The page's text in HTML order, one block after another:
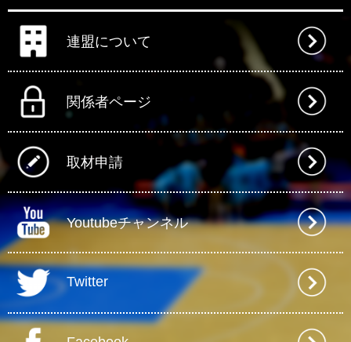
連盟について
関係者ページ
取材申請
Youtubeチャンネル
Twitter